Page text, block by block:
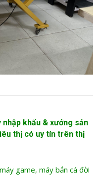
nhập khẩu & xưởng sản
thị có uy tín trên thị
game, máy bắn cá đời